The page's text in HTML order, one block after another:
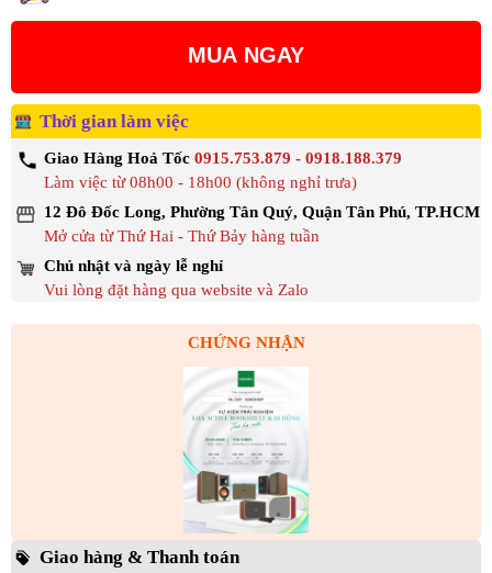
MUA NGAY
Thời gian làm việc
Giao Hàng Hoả Tốc 0915.753.879 - 0918.188.379
Làm việc từ 08h00 - 18h00 (không nghỉ trưa)
12 Đô Đốc Long, Phường Tân Quý, Quận Tân Phú, TP.HCM
Mở cửa từ Thứ Hai - Thứ Bảy hàng tuần
Chủ nhật và ngày lễ nghỉ
Vui lòng đặt hàng qua website và Zalo
CHỨNG NHẬN
Giao hàng & Thanh toán